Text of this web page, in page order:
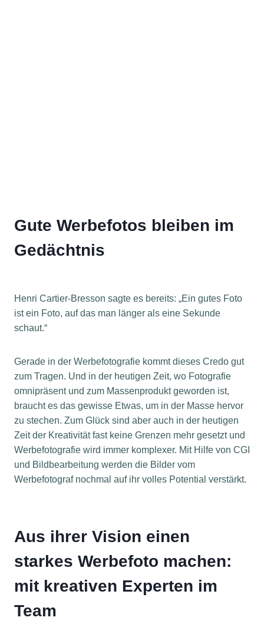
Gute Werbefotos bleiben im
Gedächtnis
Henri Cartier-Bresson sagte es bereits: „Ein gutes Foto
ist ein Foto, auf das man länger als eine Sekunde
schaut.“
Gerade in der Werbefotografie kommt dieses Credo gut
zum Tragen. Und in der heutigen Zeit, wo Fotografie
omnipräsent und zum Massenprodukt geworden ist,
braucht es das gewisse Etwas, um in der Masse hervor
zu stechen. Zum Glück sind aber auch in der heutigen
Zeit der Kreativität fast keine Grenzen mehr gesetzt und
Werbefotografie wird immer komplexer. Mit Hilfe von CGI
und Bildbearbeitung werden die Bilder vom
Werbefotograf nochmal auf ihr volles Potential verstärkt.
Aus ihrer Vision einen
starkes Werbefoto machen:
mit kreativen Experten im
Team